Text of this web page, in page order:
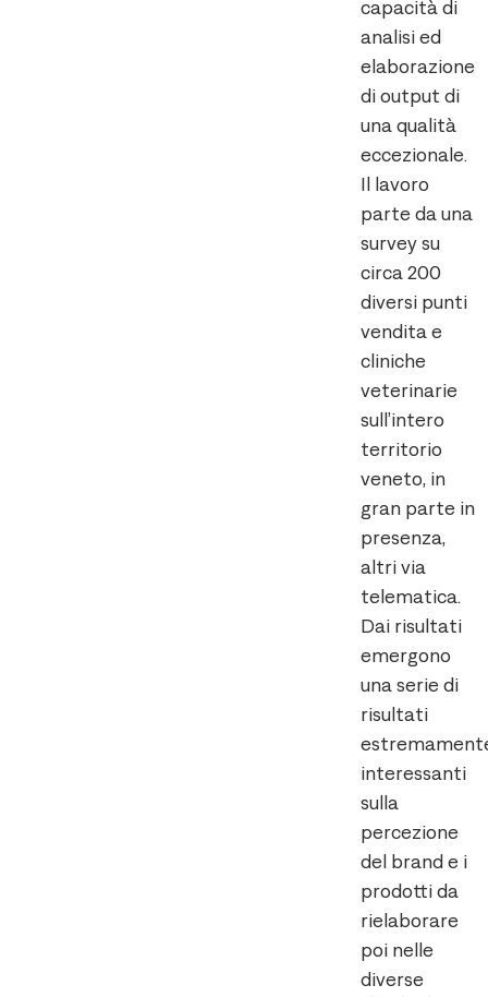
capacità di
analisi ed
elaborazione
di output di
una qualità
eccezionale.
Il lavoro
parte da una
survey su
circa 200
diversi punti
vendita e
cliniche
veterinarie
sull’intero
territorio
veneto, in
gran parte in
presenza,
altri via
telematica.
Dai risultati
emergono
una serie di
risultati
interessanti
sulla
percezione
del brand e i
prodotti da
rielaborare
poi nelle
diverse